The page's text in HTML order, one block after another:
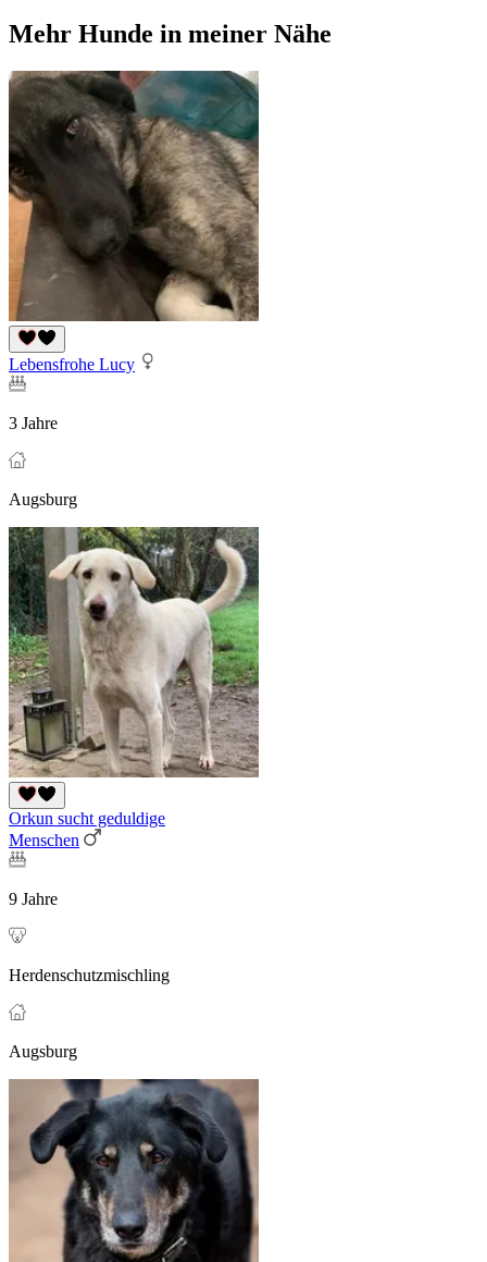
Mehr Hunde in meiner Nähe
Lebensfrohe Lucy
3 Jahre
Augsburg
Orkun sucht geduldige
Menschen
9 Jahre
Herdenschutzmischling
Augsburg